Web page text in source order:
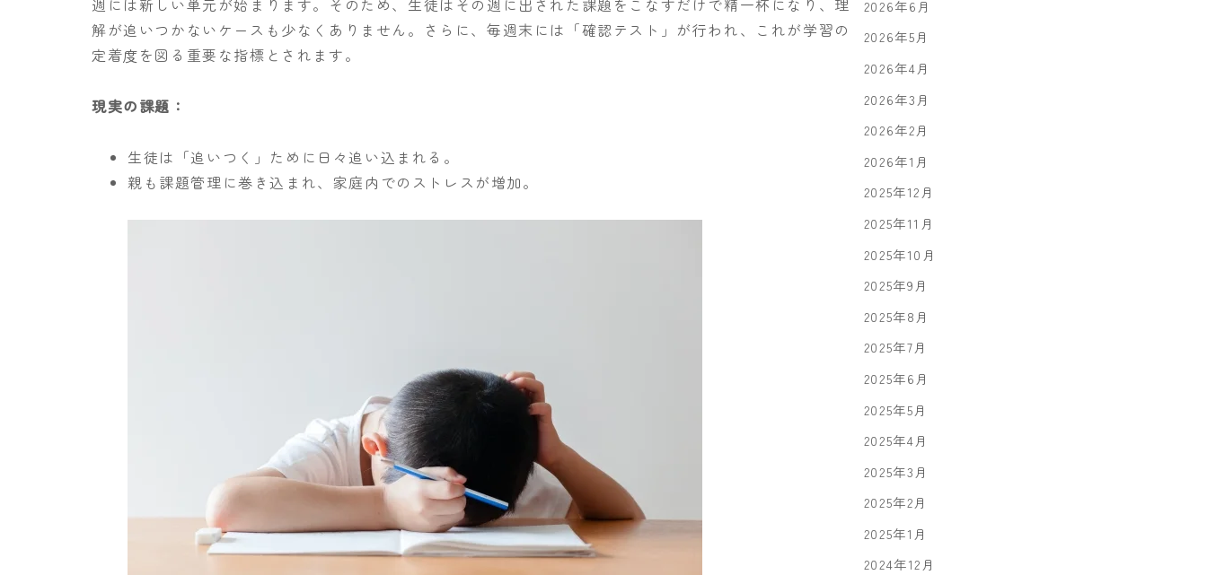
週には新しい単元が始まります。そのため、生徒はその週に出された課題をこなすだけで精一杯になり、理
解が追いつかないケースも少なくありません。さらに、毎週末には「確認テスト」が行われ、これが学習の
定着度を図る重要な指標とされます。
現実の課題：
生徒は「追いつく」ために日々追い込まれる。
親も課題管理に巻き込まれ、家庭内でのストレスが増加。
2026年6月
2026年5月
2026年4月
2026年3月
2026年2月
2026年1月
2025年12月
2025年11月
2025年10月
2025年9月
2025年8月
2025年7月
2025年6月
2025年5月
2025年4月
2025年3月
2025年2月
2025年1月
2024年12月